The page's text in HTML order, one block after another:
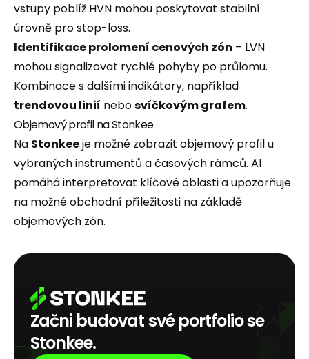
vstupy poblíž HVN mohou poskytovat stabilní
úrovně pro stop-loss.
Identifikace prolomení cenových zón – LVN
mohou signalizovat rychlé pohyby po průlomu.
Kombinace s dalšími indikátory, například
trendovou linií nebosvíčkovým grafem.
Objemový profil na Stonkee
Na Stonkeeje možné zobrazit objemový profil u
vybraných instrumentů a časových rámců. AI
pomáhá interpretovat klíčové oblasti a upozorňuje
na možné obchodní příležitosti na základě
objemových zón.
Začni budovat své portfolio se
Stonkee.